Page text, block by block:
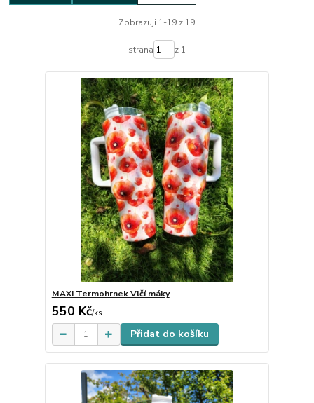
Zobrazuji 1-19 z 19
strana z 1
MAXI Termohrnek Vlčí máky
550 Kč/ks
Přidat do košíku